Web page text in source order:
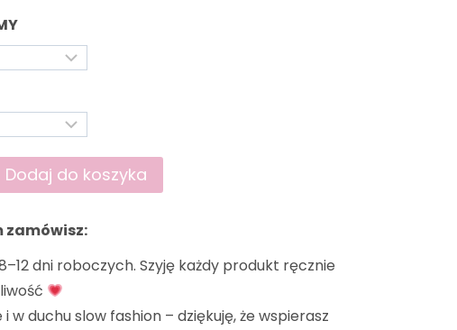
Dodaj do koszyka
zamówisz:
dni roboczych. Szyję każdy produkt ręcznie
w duchu slow fashion – dziękuję, że wspierasz